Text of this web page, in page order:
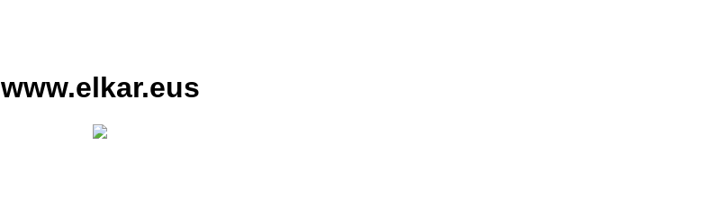
www.elkar.eus